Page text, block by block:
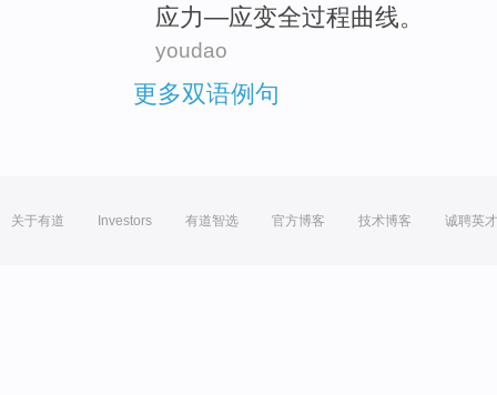
应力—应变全过程曲线。
youdao
更多双语例句
关于有道 Investors 有道智选 官方博客 技术博客 诚聘英才